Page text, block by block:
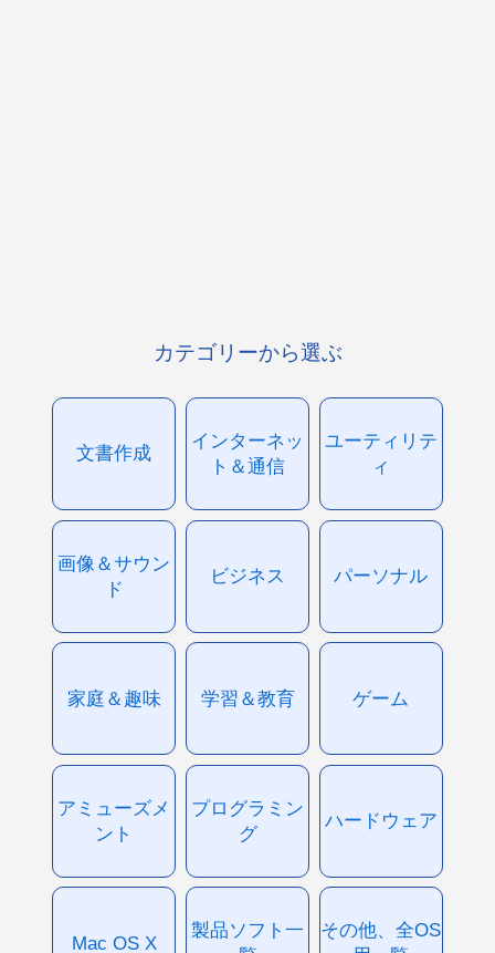
カテゴリーから選ぶ
文書作成
インターネッ
ト＆通信
ユーティリテ
ィ
画像＆サウン
ド
ビジネス パーソナル
家庭＆趣味 学習＆教育 ゲーム
アミューズメ
ント
プログラミン
グ
ハードウェア
Mac OS X
製品ソフト一
その他、全OS